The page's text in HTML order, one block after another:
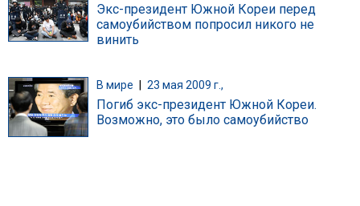
Экс-президент Южной Кореи перед
самоубийством попросил никого не
винить
В мире 23 мая 2009 г.,
Погиб экс-президент Южной Кореи.
Возможно, это было самоубийство